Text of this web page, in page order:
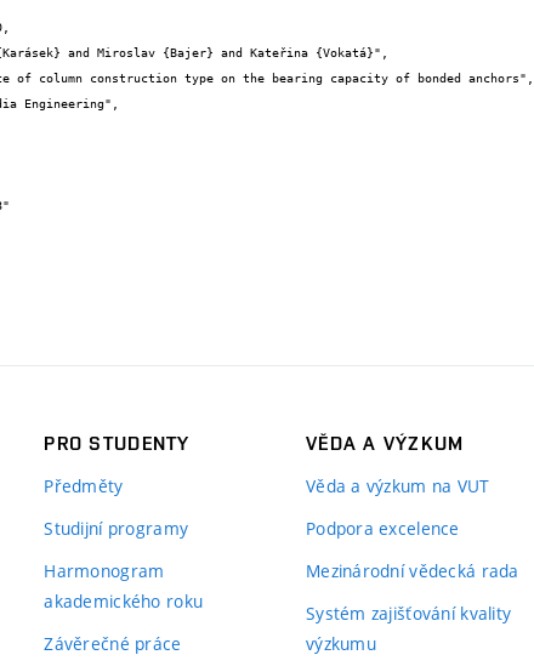
PRO STUDENTY
Předměty
Studijní programy
Harmonogram
akademického roku
Závěrečné práce
VĚDA A VÝZKUM
Věda a výzkum na VUT
Podpora excelence
Mezinárodní vědecká rada
Systém zajišťování kvality
výzkumu